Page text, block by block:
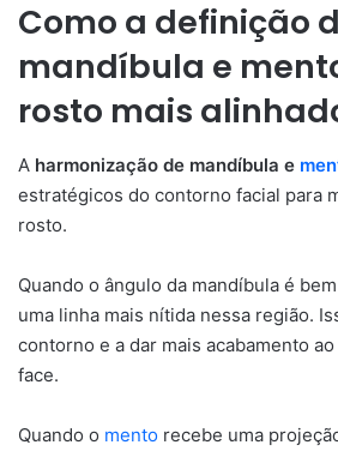
Como a definição
mandíbula e
rosto mais
A harmonização de mandíbula e
estratégicos do contorno facial para
rosto.
Quando o ângulo da mandíbula é
uma linha mais nítida nessa região.
contorno e a dar mais acabamento
face.
Quando o mento recebe uma